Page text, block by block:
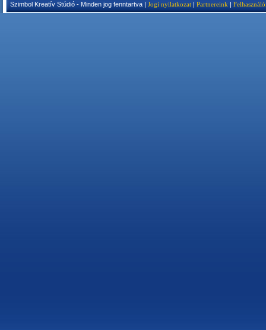
Szimbol Kreatív Stúdió - Minden jog fenntartva | Jogi nyilatkozat | Partnereink |